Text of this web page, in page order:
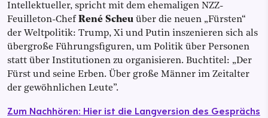
Intellektueller, spricht mit dem ehemaligen NZZ-
Feuilleton-Chef René Scheu über die neuen „Fürsten“
der Weltpolitik: Trump, Xi und Putin inszenieren sich als
übergroße Führungsfiguren, um Politik über Personen
statt über Institutionen zu organisieren. Buchtitel: „Der
Fürst und seine Erben. Über große Männer im Zeitalter
der gewöhnlichen Leute”.
Zum Nachhören: Hier ist die Langversion des Gesprächs